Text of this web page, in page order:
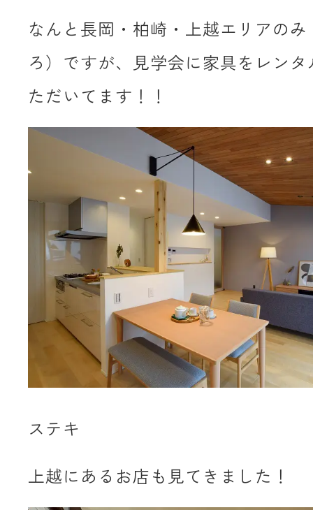
なんと長岡・柏崎・上越エリアの
ろ）ですが、見学会に家具をレン
ただいてます！！
ステキ
上越にあるお店も見てきました！